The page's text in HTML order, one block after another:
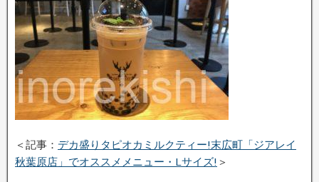
＜記事： デカ盛りタピオカミルクティー!末広町「ジアレイ
秋葉原店」でオススメメニュー・Lサイズ! ＞